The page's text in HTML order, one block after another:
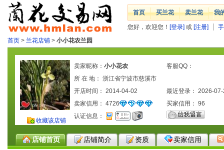
首页 买兰花 卖兰花 我
您好，欢迎您！ [登录] 或 [注册]
首页 > 兰花店铺 > 小小花农兰园
收藏该店铺
卖家昵称： 小小花农
客服QQ：
所 在 地： 浙江省宁波市慈溪市
开店时间： 2014-04-02
最近登录： 2026-
卖家信用： 4726 买家信用： 96
认证信息：
店铺首页 店铺简介 资质 卖家信用